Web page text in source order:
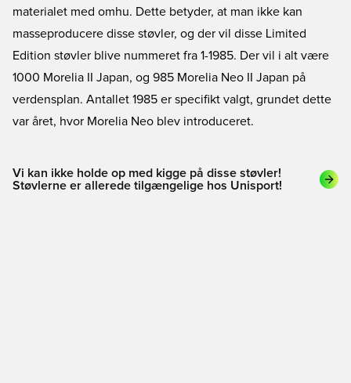
materialet med omhu. Dette betyder, at man ikke kan
masseproducere disse støvler, og der vil disse Limited
Edition støvler blive nummeret fra 1-1985. Der vil i alt være
1000 Morelia II Japan, og 985 Morelia Neo II Japan på
verdensplan. Antallet 1985 er specifikt valgt, grundet dette
var året, hvor Morelia Neo blev introduceret.
Vi kan ikke holde op med kigge på disse støvler!
Støvlerne er allerede tilgængelige hos Unisport!